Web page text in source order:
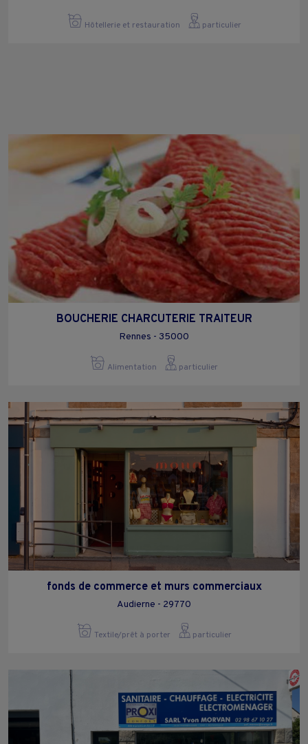
Hôtellerie et restauration particulier
BOUCHERIE CHARCUTERIE TRAITEUR
Rennes - 35000
Alimentation particulier
fonds de commerce et murs commerciaux
Audierne - 29770
Textile/prêt à porter particulier